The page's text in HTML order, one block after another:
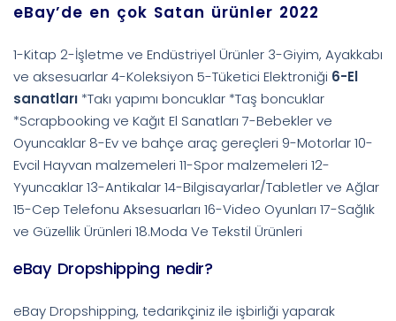
eBay’de en çok Satan ürünler 2022
1-Kitap 2-İşletme ve Endüstriyel Ürünler 3-Giyim, Ayakkabı
ve aksesuarlar 4-Koleksiyon 5-Tüketici Elektroniği 6-El
sanatları *Takı yapımı boncuklar *Taş boncuklar
*Scrapbooking ve Kağıt El Sanatları 7-Bebekler ve
Oyuncaklar 8-Ev ve bahçe araç gereçleri 9-Motorlar 10-
Evcil Hayvan malzemeleri 11-Spor malzemeleri 12-
Yyuncaklar 13-Antikalar 14-Bilgisayarlar/Tabletler ve Ağlar
15-Cep Telefonu Aksesuarları 16-Video Oyunları 17-Sağlık
ve Güzellik Ürünleri 18.Moda Ve Tekstil Ürünleri
eBay Dropshipping nedir?
eBay Dropshipping, tedarikçiniz ile işbirliği yaparak